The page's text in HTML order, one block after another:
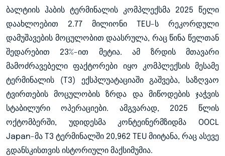
ბალტიის ჰაბის ტერმინალის კომპლექსმა 2025 წელი
დაახლოებით 2.77 მილიონი TEU-ს რეკორდული
დამუშავების მოცულობით დაასრულა, რაც წინა წელთან
შედარებით 23%-ით მეტია. ამ ზრდის მთავარი
მამოძრავებელი ფაქტორები იყო კომპლექსის მესამე
ტერმინალის (T3) ექსპლუატაციაში გაშვება, საზღვაო
ტვირთების მოცულობის ზრდა და მიწოდების ჯაჭვის
სტაბილური ოპერაციები. ამგვარად, 2025 წლის
ოქტომბერში, უდიდესმა კონტეინერმზიდმა OOCL
Japan-მა T3 ტერმინალში 20,962 TEU მიიტანა, რაც ასევე
გდანსკისთვის ისტორიული მაქსიმუმია.